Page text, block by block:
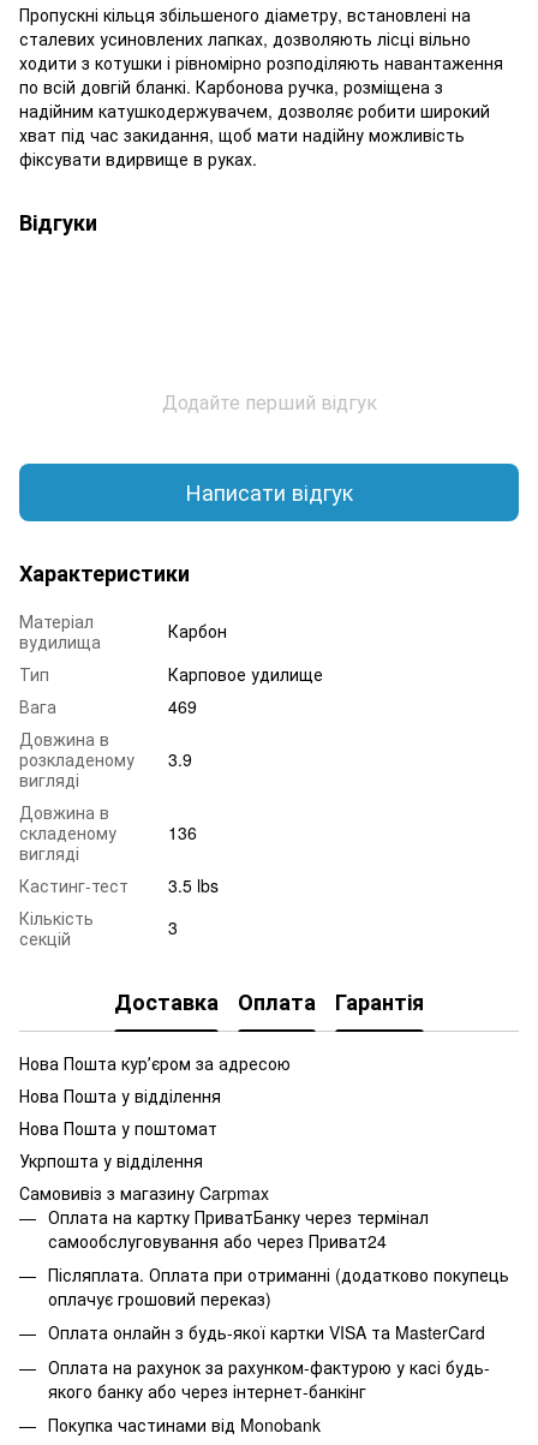
Пропускні кільця збільшеного діаметру, встановлені на
сталевих усиновлених лапках, дозволяють лісці вільно
ходити з котушки і рівномірно розподіляють навантаження
по всій довгій бланкі. Карбонова ручка, розміщена з
надійним катушкодержувачем, дозволяє робити широкий
хват під час закидання, щоб мати надійну можливість
фіксувати вдирвище в руках.
Відгуки
Додайте перший відгук
Написати відгук
Характеристики
Матеріал
вудилища
Карбон
Тип
Карповое удилище
Вага
469
Довжина в
розкладеному
вигляді
3.9
Довжина в
складеному
вигляді
136
Кастинг-тест
3.5 lbs
Кількість
секцій
3
Доставка Оплата Гарантія
Нова Пошта курʼєром за адресою
Нова Пошта у відділення
Нова Пошта у поштомат
Укрпошта у відділення
Самовивіз з магазину Carpmax
Оплата на картку ПриватБанку через термінал
самообслуговування або через Приват24
Післяплата. Оплата при отриманні (додатково покупець
оплачує грошовий переказ)
Оплата онлайн з будь-якої картки VISA та MasterCard
Оплата на рахунок за рахунком-фактурою у касі будь-
якого банку або через інтернет-банкінг
Покупка частинами від Monobank